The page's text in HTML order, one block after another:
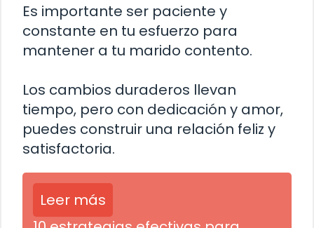
Es importante ser paciente y
constante en tu esfuerzo para
mantener a tu marido contento.
Los cambios duraderos llevan
tiempo, pero con dedicación y amor,
puedes construir una relación feliz y
satisfactoria.
Leer más